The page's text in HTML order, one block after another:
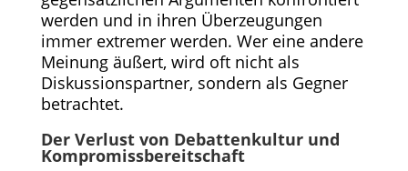
werden und in ihren Überzeugungen
immer extremer werden. Wer eine andere
Meinung äußert, wird oft nicht als
Diskussionspartner, sondern als Gegner
betrachtet.
Der Verlust von Debattenkultur und
Kompromissbereitschaft